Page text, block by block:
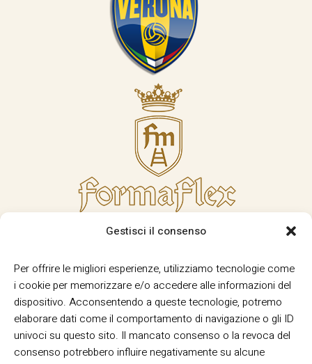
Gestisci il consenso
Per offrire le migliori esperienze, utilizziamo tecnologie come
i cookie per memorizzare e/o accedere alle informazioni del
dispositivo. Acconsentendo a queste tecnologie, potremo
elaborare dati come il comportamento di navigazione o gli ID
univoci su questo sito. Il mancato consenso o la revoca del
consenso potrebbero influire negativamente su alcune